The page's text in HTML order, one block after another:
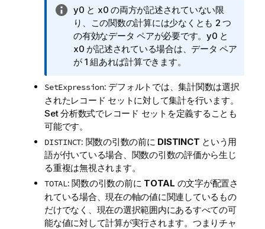
情
報
メ
モ
y0 と x0 の両方が記述されていない限
り、この関数の計算には少なくとも 2 つ
の有効なデータ ペアが必要です。 y0 と
x0 が記述されている場合は、データ ペア
が 1 組あれば計算できます。
SetExpression: デフォルトでは、集計関数は選択
されたレコード セットに対して集計を行います。
Set 分析数式でレコード セットを定義することも
可能です。
DISTINCT: 関数の引数の前に DISTINCT という用
語が付いている場合、関数の引数の評価から生じ
る重複は無視されます。
TOTAL: 関数の引数の前に TOTAL の文字が配置さ
れている場合、現在の軸の値に関連しているもの
だけでなく、現在の選択範囲内にあるすべての可
能な値に対して計算が実行されます。つまりチャ